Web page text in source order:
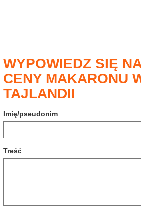
WYPOWIEDZ SIĘ
CENY MAKARONU
TAJLANDII
Imię/pseudonim
Treść